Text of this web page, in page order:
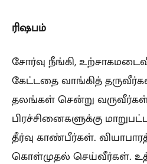
ரிஷபம்
சோர்வு நீங்கி,
கேட்டதை வாங்கித்
தலங்கள் சென்று
பிரச்சினைகளுக்கு
தீர்வு காண்பீர்கள்.
கொள்முதல் செய்வீர்கள்.